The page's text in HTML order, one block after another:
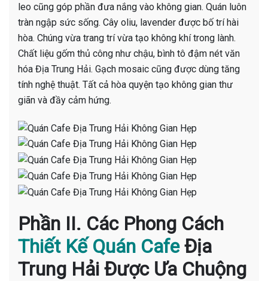
leo cũng góp phần đưa nắng vào không gian. Quán luôn
tràn ngập sức sống. Cây oliu, lavender được bố trí hài
hòa. Chúng vừa trang trí vừa tạo không khí trong lành.
Chất liệu gốm thủ công như chậu, bình tô đậm nét văn
hóa Địa Trung Hải. Gạch mosaic cũng được dùng tăng
tính nghệ thuật. Tất cả hòa quyện tạo không gian thư
giãn và đầy cảm hứng.
Phần II. Các Phong Cách
Thiết Kế Quán CafeĐịa
Trung Hải Được Ưa Chuộng